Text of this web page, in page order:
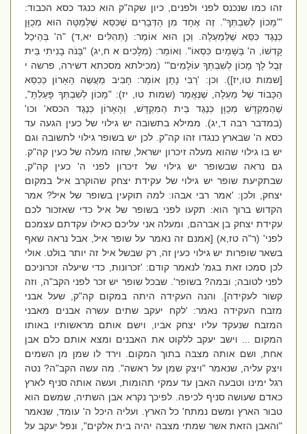
זהו כמו שנכנס לפני ולפנים, כיון שקה"ק הוא כנגד כסא הכבוד:
'"מָכוֹן לְשִׁבְתְּךָ". זֶה אֶחָד מִן הַדְּבָרִים שֶׁכִּסֵּא שֶׁלְּמַטָּה הוּא מְכֻוָּן
כְּנֶגֶד כִּסֵּא שֶׁלְּמַעְלָה. וְכֵן הוּא אוֹמֵר: (תְּהִלִּים יא,ד) "ה' בְּהֵיכַל
קָדְשׁוֹ, ה' בַּשָּׁמַיִם כִּסְאוֹ". וְאוֹמֵר: (מְלָכִים א ח,יג) "בָּנֹה בָנִיתִי בֵּית
זְבֻל לָךְ מָכוֹן לְשִׁבְתְּךָ עוֹלָמִים"' (מכילתא מסכתא דשירה, פרשה י
[שמות טו,יז]). וכן: 'רַבִּי נָתָן אוֹמֵר: חָבִיב מַעֲשֶׂה הָאָרוֹן כְּכִסֵּא
הַכָּבוֹד שֶׁל מַעְלָה, שֶׁנֶּאֱמַר (שמות טו, יז): "מָכוֹן לְשִׁבְתְּךָ פָּעַלְתָּ",
שֶׁהַמִּקְדָּשׁ מְכֻוָּן כְּנֶגֶד בֵּית הַמִּקְדָּשׁ, וְהָאָרוֹן כְּנֶגֶד הכסא' וכו'
(במדבר רבה ד,יג). ממילא בתשובה יש גילוי של כעין הגעה עד
כסא ה' שבארץ כנגדו זהו קה"ק. לכן יש בשופר גילוי לתשובה וגם
יש בו גילוי שהוא מעלה זיכרון ישראל, שזהו מעלה של כעין קה"ק.
גם נראה שבשופר יש גילוי של זיכרון לפני ה' כעין קה"ק,
שבתקיעת שופר יש גילוי של עקידת יצחק שהוקרב איל במקום
יצחק, ולכן: 'אמר רבי אבהו: למה תוקעין בשופר של איל? אמר
הקדוש ברוך הוא: תקעו לפני בשופר של איל כדי שאזכור לכם
עקידת יצחק בן אברהם, ומעלה אני עליכם כאילו עקדתם עצמכם
לפני' (ר"ה טז,א) [אמנם זה נאמר על שופר איל, אבל נראה שאף
בשאר שופרות יש גילוי כעין זה, רק שבשל איל זה יותר בולט. אולי
לכן סמכו זאת בגמ' לנאמר קודם: 'זכרונות, כדי שיעלה זכרוניכם
לפני לטובה; ובמה? בשופר'. שבכל שופר יש זכר לפני הקב"ה, וזה
קשור לעקידה]. והנה העקידה היתה במקום קה"ק, שעל אבני
מזבח העקידה נאמר: 'לקח יעקב שתים עשרה אבנים מאבני
המזבח שנעקד עליו יצחק אביו, וישם אותם מראשותיו באותו
המקום ... וישב יעקב ללקוט את האבנים ומצא אותם כלם אבן
אחת, ושם אותה מצבה בתוך המקום. וירד לו שמן מן השמים
ויצק עליה, שנאמר "ויצק שמן על ראשה". מה עשה הקב"ה? נטה
רגל ימינו וטבעה האבן עד עמקי תהומות, ועשה אותה סניף לארץ
כאדם שעושה סניף לכיפה. לפיכך נקרא אבן השתיה, שמשם הוא
טבור הארץ ומשם נמתח' כל הארץ. ועליה היכל ה' עומד, שנאמר
"והאבן הזאת אשר שמתי מצבה יהיה בית אלקים", ונפל יעקב על